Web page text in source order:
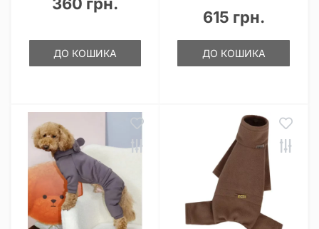
ДО КОШИКА
615 грн.
ДО КОШИКА